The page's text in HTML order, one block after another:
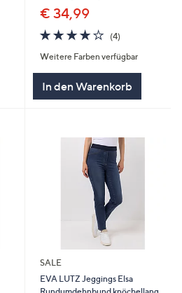
€ 34,99
4.0
von
5
(4)
Weitere Farben verfügbar
In den Warenkorb
SALE
EVA LUTZ Jeggings Elsa